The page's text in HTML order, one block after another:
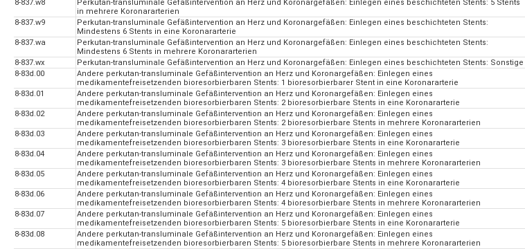
8-837.w8
Perkutan-transluminale Gefäßintervention an Herz und Koronargefäßen: Einlegen eines beschichteten Stents: 5 Stents
in mehrere Koronararterien
8-837.w9
Perkutan-transluminale Gefäßintervention an Herz und Koronargefäßen: Einlegen eines beschichteten Stents:
Mindestens 6 Stents in eine Koronararterie
8-837.wa
Perkutan-transluminale Gefäßintervention an Herz und Koronargefäßen: Einlegen eines beschichteten Stents:
Mindestens 6 Stents in mehrere Koronararterien
8-837.wx
Perkutan-transluminale Gefäßintervention an Herz und Koronargefäßen: Einlegen eines beschichteten Stents: Sonstige
8-83d.00
Andere perkutan-transluminale Gefäßintervention an Herz und Koronargefäßen: Einlegen eines
medikamentefreisetzenden bioresorbierbaren Stents: 1 bioresorbierbarer Stent in eine Koronararterie
8-83d.01
Andere perkutan-transluminale Gefäßintervention an Herz und Koronargefäßen: Einlegen eines
medikamentefreisetzenden bioresorbierbaren Stents: 2 bioresorbierbare Stents in eine Koronararterie
8-83d.02
Andere perkutan-transluminale Gefäßintervention an Herz und Koronargefäßen: Einlegen eines
medikamentefreisetzenden bioresorbierbaren Stents: 2 bioresorbierbare Stents in mehrere Koronararterien
8-83d.03
Andere perkutan-transluminale Gefäßintervention an Herz und Koronargefäßen: Einlegen eines
medikamentefreisetzenden bioresorbierbaren Stents: 3 bioresorbierbare Stents in eine Koronararterie
8-83d.04
Andere perkutan-transluminale Gefäßintervention an Herz und Koronargefäßen: Einlegen eines
medikamentefreisetzenden bioresorbierbaren Stents: 3 bioresorbierbare Stents in mehrere Koronararterien
8-83d.05
Andere perkutan-transluminale Gefäßintervention an Herz und Koronargefäßen: Einlegen eines
medikamentefreisetzenden bioresorbierbaren Stents: 4 bioresorbierbare Stents in eine Koronararterie
8-83d.06
Andere perkutan-transluminale Gefäßintervention an Herz und Koronargefäßen: Einlegen eines
medikamentefreisetzenden bioresorbierbaren Stents: 4 bioresorbierbare Stents in mehrere Koronararterien
8-83d.07
Andere perkutan-transluminale Gefäßintervention an Herz und Koronargefäßen: Einlegen eines
medikamentefreisetzenden bioresorbierbaren Stents: 5 bioresorbierbare Stents in eine Koronararterie
8-83d.08
Andere perkutan-transluminale Gefäßintervention an Herz und Koronargefäßen: Einlegen eines
medikamentefreisetzenden bioresorbierbaren Stents: 5 bioresorbierbare Stents in mehrere Koronararterien